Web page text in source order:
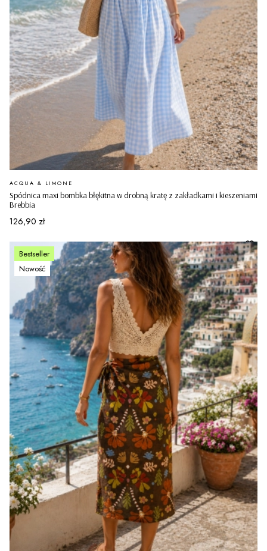
Spódnica maxi bombka błękitna w drobną kratę z zakładkami i kieszeniami
Brebbia
PRODUCENT
ACQUA & LIMONE
Cena
126,90 zł
Bestseller
Nowość